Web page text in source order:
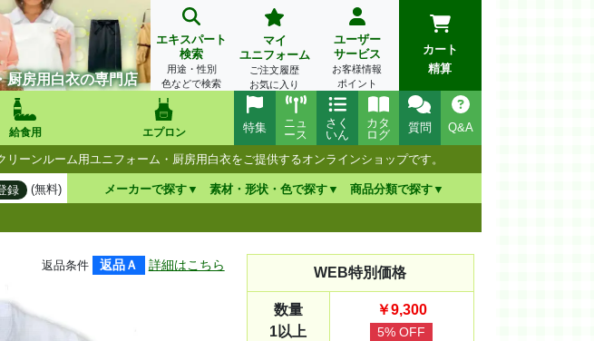
厨房用白衣の専門店
エキスパート
検索
用途・性別
色などで検索
マイ
ユニフォーム
ご注文履歴
お気に入り
ユーザー
サービス
お客様情報
ポイント
カート
精算
給食用 エプロン Q&A
質問
カタ
ログ
さく
いん
ニュ
ース
特集
ーンルーム用ユニフォーム・厨房用白衣をご提供するオンラインショップです。
録 (無料) メーカーで探す 素材・形状・色で探す 商品分類で探す
返品条件 返品Ａ 詳細はこちら WEB特別価格
数量
1以上
￥9,300
5% OFF